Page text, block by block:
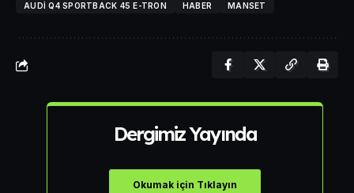
AUDI Q4 SPORTBACK 45 E-TRON
HABER MANSET
Dergimiz Yayında
Okumak için Tıklayın